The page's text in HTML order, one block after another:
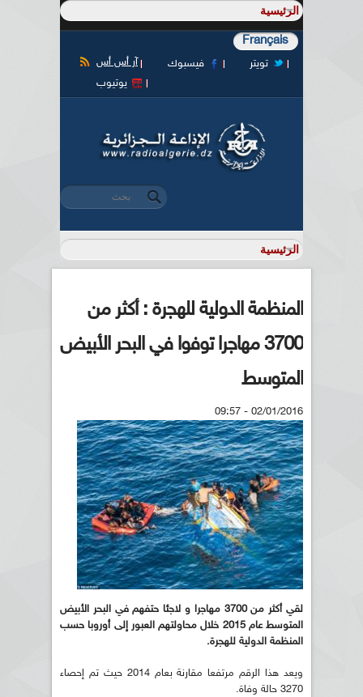
Français
آر أس أس فيسبوك
تويتر
يوتيوب
استمارة البحث
‏بحث ‏
المنظمة الدولية للهجرة : أكثر من
3700 مهاجرا توفوا في البحر الأبيض
المتوسط
02/01/2016 - 09:57
لقي أكثر من 3700 مهاجرا و لاجئا حتفهم في البحر الأبيض
المتوسط عام 2015 خلال محاولتهم العبور إلى أوروبا حسب
المنظمة الدولية للهجرة.
ويعد هذا الرقم مرتفعا مقارنة بعام 2014 حيث تم إحصاء
3270 حالة وفاة.